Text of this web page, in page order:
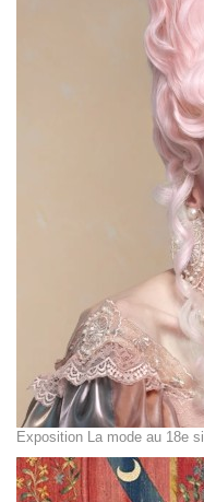
Exposition La mode au 18e